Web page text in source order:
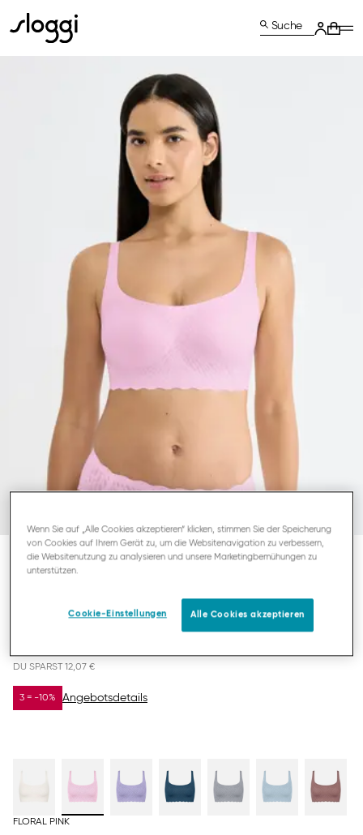
Suche
SLOGGI ZERO FEEL BLISS
DU SPARST12,07 €
3 = -10% Angebotsdetails
FLORAL PINK
Wenn Sie auf „Alle Cookies akzeptieren“ klicken, stimmen Sie der Speicherung
von Cookies auf Ihrem Gerät zu, um die Websitenavigation zu verbessern,
die Websitenutzung zu analysieren und unsere Marketingbemühungen zu
unterstützen.
Cookie-Einstellungen Alle Cookies akzeptieren